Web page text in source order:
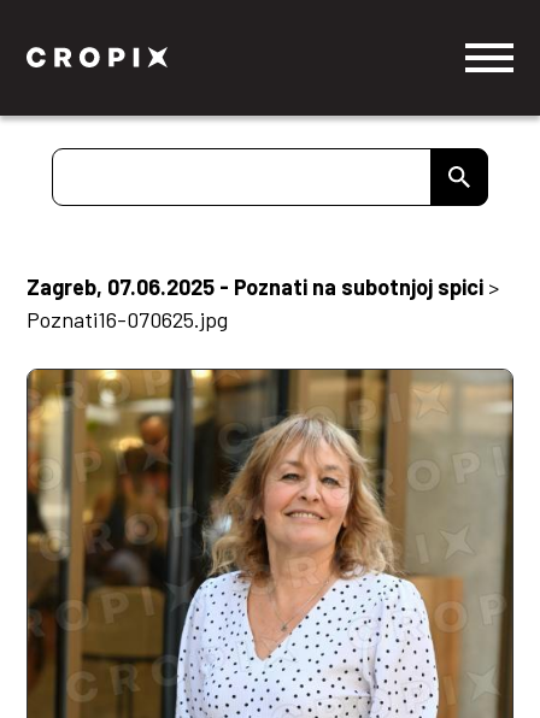
Zagreb, 07.06.2025 - Poznati na subotnjoj spici >
Poznati16-070625.jpg